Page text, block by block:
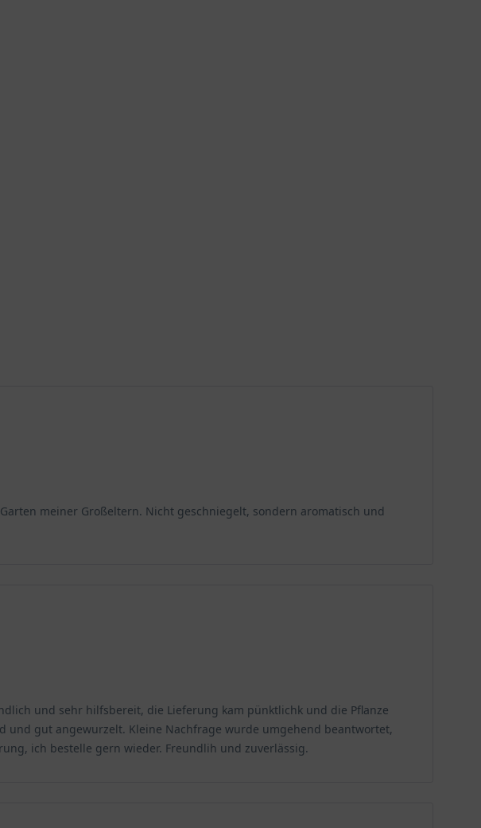
meiner Großeltern. Nicht geschniegelt, sondern aromatisch und
und sehr hilfsbereit, die Lieferung kam pünktlichk und die Pflanze
und gut angewurzelt. Kleine Nachfrage wurde umgehend beantwortet,
ich bestelle gern wieder. Freundlih und zuverlässig.